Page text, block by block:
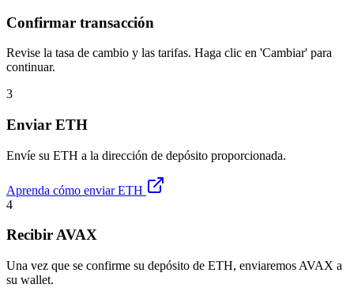
Confirmar transacción
Revise la tasa de cambio y las tarifas. Haga clic en 'Cambiar' para
continuar.
3
Enviar ETH
Envíe su ETH a la dirección de depósito proporcionada.
Aprenda cómo enviar ETH
4
Recibir AVAX
Una vez que se confirme su depósito de ETH, enviaremos AVAX a
su wallet.